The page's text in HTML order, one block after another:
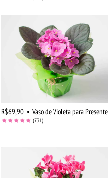
R$69,90 • Vaso de Violeta para Presente
(731)